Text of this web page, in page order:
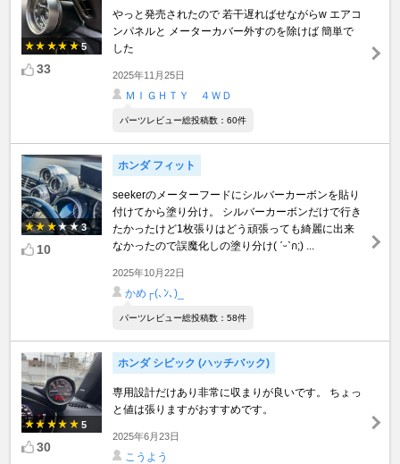
5
33
やっと発売されたので 若干遅ればせながらw エアコ
ンパネルと メーターカバー外すのを除けば 簡単で
した
2025年11月25日
ＭＩＧＨＴＹ ４ＷＤ
パーツレビュー総投稿数：60件
3
10
ホンダ フィット
seekerのメーターフードにシルバーカーボンを貼り
付けてから塗り分け。 シルバーカーボンだけで行き
たかったけど1枚張りはどう頑張っても綺麗に出来
なかったので誤魔化しの塗り分け( ˊᵕˋก;) ...
2025年10月22日
かめ┌(､ﾝ､)_
パーツレビュー総投稿数：58件
5
30
ホンダ シビック (ハッチバック)
専用設計だけあり非常に収まりが良いです。 ちょっ
と値は張りますがおすすめです。
2025年6月23日
こうよう